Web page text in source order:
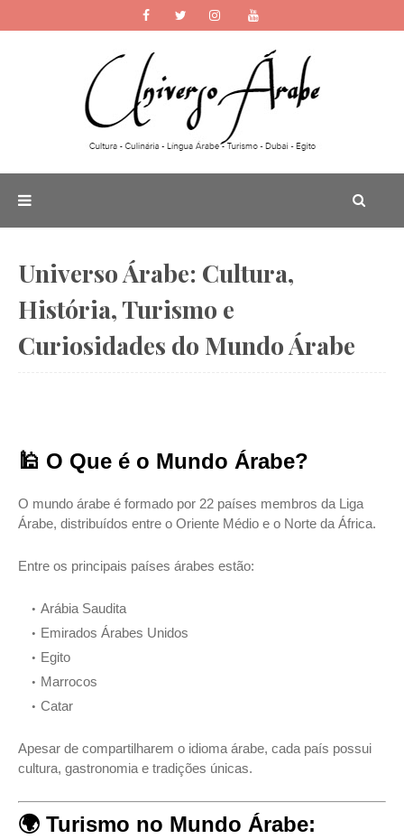
Universo Árabe: Cultura,
História, Turismo e
Curiosidades do Mundo Árabe
🕌 O Que é o Mundo Árabe?
O mundo árabe é formado por 22 países membros da Liga
Árabe, distribuídos entre o Oriente Médio e o Norte da África.
Entre os principais países árabes estão:
Arábia Saudita
Emirados Árabes Unidos
Egito
Marrocos
Catar
Apesar de compartilharem o idioma árabe, cada país possui
cultura, gastronomia e tradições únicas.
🌍 Turismo no Mundo Árabe: